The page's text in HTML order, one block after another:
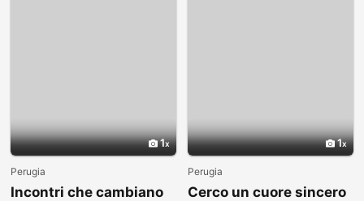
1
Perugia
Incontri che cambiano
1
Perugia
Cerco un cuore sincero